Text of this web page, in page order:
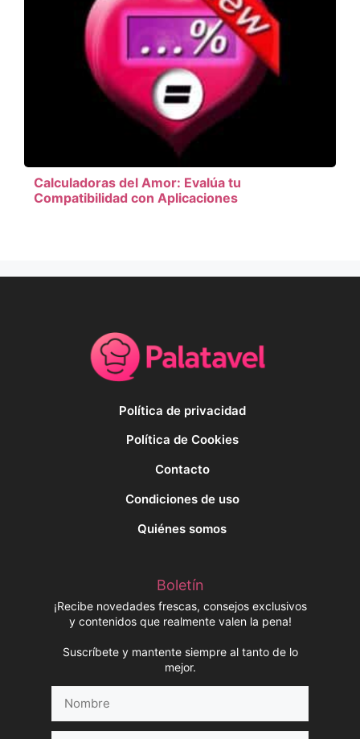
Calculadoras del Amor: Evalúa tu
Compatibilidad con Aplicaciones
Política de privacidad
Política de Cookies
Contacto
Condiciones de uso
Quiénes somos
Boletín
¡Recibe novedades frescas, consejos exclusivos
y contenidos que realmente valen la pena!
Suscríbete y mantente siempre al tanto de lo
mejor.